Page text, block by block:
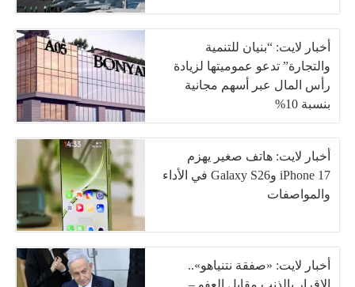
أخبار لايت: “بنيان للتنمية
والتجارة” تدعو عموميتها لزيادة
رأس المال عبر أسهم مجانية
بنسبة 10%
أخبار لايت: هاتف صغير يهزم
iPhone 17 وGalaxy S26 في الأداء
والمواصفات
أخبار لايت: «صفقة نتنياهو»..